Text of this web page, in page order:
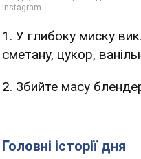
1. У глибоку миску
сметану, цукор,
2. Збийте масу
Головні історії дня